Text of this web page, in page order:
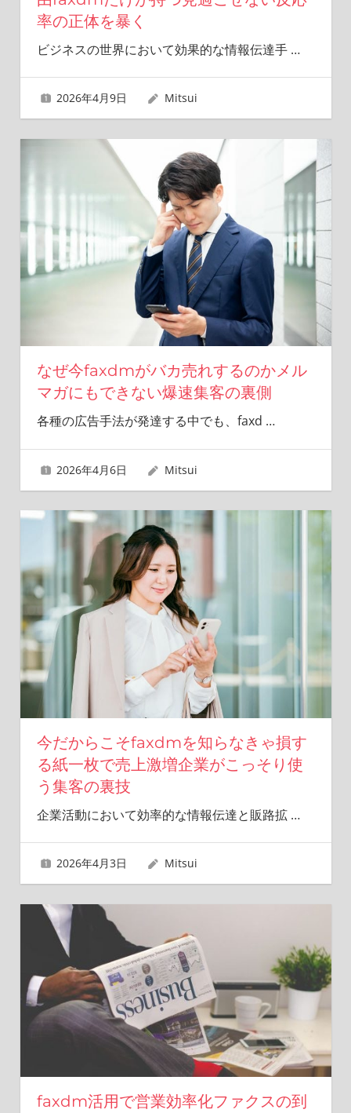
率の正体を暴く
ビジネスの世界において効果的な情報伝達手 …
2026年4月9日 Mitsui
なぜ今faxdmがバカ売れするのかメル
マガにもできない爆速集客の裏側
各種の広告手法が発達する中でも、faxd …
2026年4月6日 Mitsui
今だからこそfaxdmを知らなきゃ損す
る紙一枚で売上激増企業がこっそり使
う集客の裏技
企業活動において効率的な情報伝達と販路拡 …
2026年4月3日 Mitsui
faxdm活用で営業効率化ファクスの到